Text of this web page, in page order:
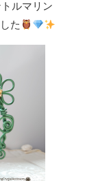
ルマリン
た